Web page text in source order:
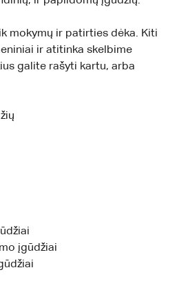
mokymų ir patirties dėka. Kiti
ir atitinka skelbime
galite rašyti kartu, arba
įgūdžiai